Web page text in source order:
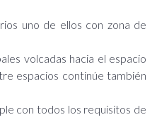
uno de ellos con zona de
volcadas hacia el espacio
espacios continúe también
con todos los requisitos de